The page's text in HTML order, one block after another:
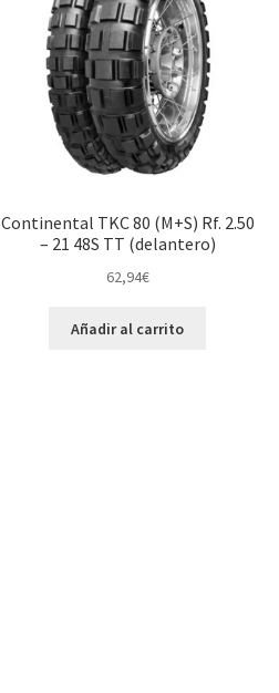
Continental TKC 80 (M+S) Rf. 2.50
– 21 48S TT (delantero)
62,94€
Añadir al carrito